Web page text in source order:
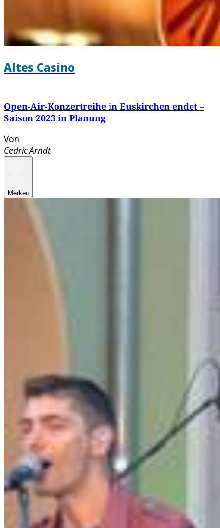
Altes Casino
Open-Air-Konzertreihe in Euskirchen endet –
Saison 2023 in Planung
Von
Cedric Arndt
Merken